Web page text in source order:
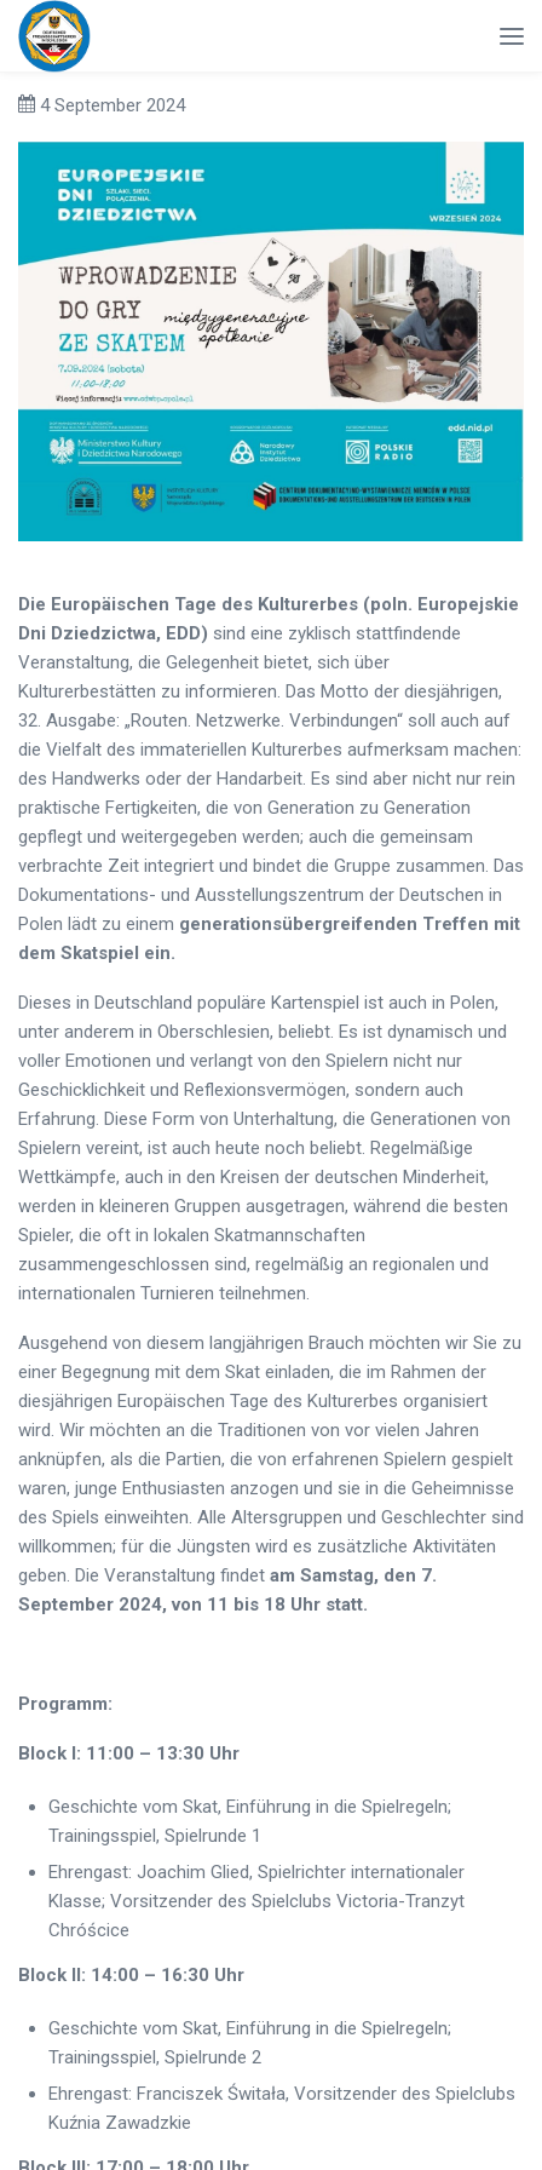
4 September 2024
Die Europäischen Tage des Kulturerbes (poln. Europejskie
Dni Dziedzictwa, EDD) sind eine zyklisch stattfindende
Veranstaltung, die Gelegenheit bietet, sich über
Kulturerbestätten zu informieren. Das Motto der diesjährigen,
32. Ausgabe: „Routen. Netzwerke. Verbindungen“ soll auch auf
die Vielfalt des immateriellen Kulturerbes aufmerksam machen:
des Handwerks oder der Handarbeit. Es sind aber nicht nur rein
praktische Fertigkeiten, die von Generation zu Generation
gepflegt und weitergegeben werden; auch die gemeinsam
verbrachte Zeit integriert und bindet die Gruppe zusammen. Das
Dokumentations- und Ausstellungszentrum der Deutschen in
Polen lädt zu einem generationsübergreifenden Treffen mit
dem Skatspiel ein.
Dieses in Deutschland populäre Kartenspiel ist auch in Polen,
unter anderem in Oberschlesien, beliebt. Es ist dynamisch und
voller Emotionen und verlangt von den Spielern nicht nur
Geschicklichkeit und Reflexionsvermögen, sondern auch
Erfahrung. Diese Form von Unterhaltung, die Generationen von
Spielern vereint, ist auch heute noch beliebt. Regelmäßige
Wettkämpfe, auch in den Kreisen der deutschen Minderheit,
werden in kleineren Gruppen ausgetragen, während die besten
Spieler, die oft in lokalen Skatmannschaften
zusammengeschlossen sind, regelmäßig an regionalen und
internationalen Turnieren teilnehmen.
Ausgehend von diesem langjährigen Brauch möchten wir Sie zu
einer Begegnung mit dem Skat einladen, die im Rahmen der
diesjährigen Europäischen Tage des Kulturerbes organisiert
wird. Wir möchten an die Traditionen von vor vielen Jahren
anknüpfen, als die Partien, die von erfahrenen Spielern gespielt
waren, junge Enthusiasten anzogen und sie in die Geheimnisse
des Spiels einweihten. Alle Altersgruppen und Geschlechter sind
willkommen; für die Jüngsten wird es zusätzliche Aktivitäten
geben. Die Veranstaltung findet am Samstag, den 7.
September 2024, von 11 bis 18 Uhr statt.
Programm:
Block I: 11:00 – 13:30 Uhr
Geschichte vom Skat, Einführung in die Spielregeln;
Trainingsspiel, Spielrunde 1
Ehrengast: Joachim Glied, Spielrichter internationaler
Klasse; Vorsitzender des Spielclubs Victoria-Tranzyt
Chróścice
Block II: 14:00 – 16:30 Uhr
Geschichte vom Skat, Einführung in die Spielregeln;
Trainingsspiel, Spielrunde 2
Ehrengast: Franciszek Świtała, Vorsitzender des Spielclubs
Kuźnia Zawadzkie